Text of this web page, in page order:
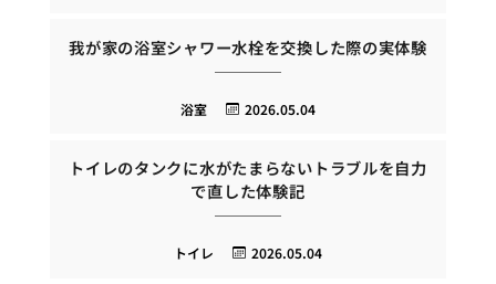
我が家の浴室シャワー水栓を交換した際の実体験
2026.05.04
浴室
トイレのタンクに水がたまらないトラブルを自力
で直した体験記
2026.05.04
トイレ